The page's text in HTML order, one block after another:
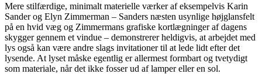
Mere stilfærdige, minimalt materielle værker af eksempelvis Karin
Sander og Elyn Zimmerman – Sanders næsten usynlige højglansfelt
på en hvid væg og Zimmermans grafiske kortlægninger af dagens
skygger gennem et vindue – demonstrerer heldigvis, at arbejdet med
lys også kan være andre slags invitationer til at lede lidt efter det
lysende. At lyset måske egentlig er allermest formbart og tvetydigt
som materiale, når det ikke fosser ud af lamper eller en sol.